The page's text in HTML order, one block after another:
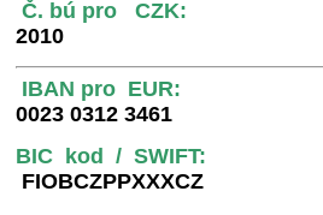
Č. bú pro CZK:
2010
IBAN pro
0023 0312 3461
BIC kod /
FIOBCZPPXXXCZ